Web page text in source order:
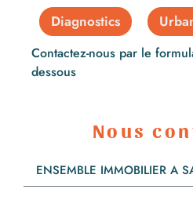
Diagnostics
Contactez-nous par le
dessous
Nous